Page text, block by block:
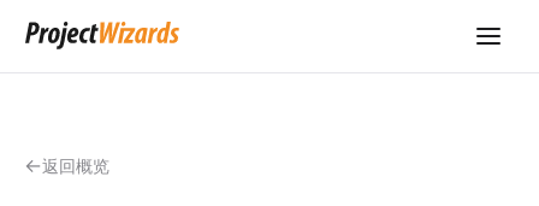
返回概览